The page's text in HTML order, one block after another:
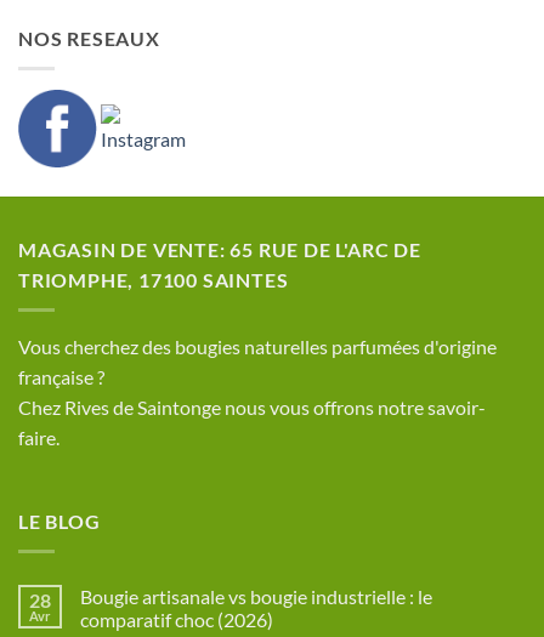
NOS RESEAUX
MAGASIN DE VENTE: 65 RUE DE L'ARC DE
TRIOMPHE, 17100 SAINTES
​Vous cherchez des bougies naturelles parfumées d'origine
française ?
Chez Rives de Saintonge nous vous offrons notre savoir-
faire.
LE BLOG
28
Avr
Bougie artisanale vs bougie industrielle : le
comparatif choc (2026)